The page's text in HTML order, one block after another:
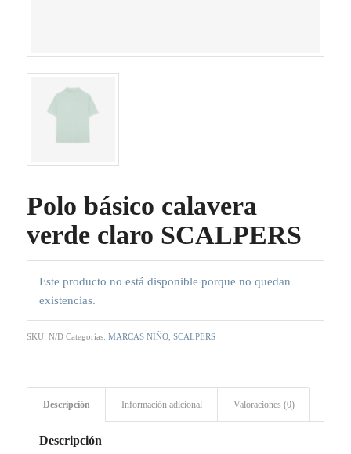
Polo básico calavera
verde claro SCALPERS
Este producto no está disponible porque no quedan
existencias.
SKU: N/D Categorías: MARCAS NIÑO, SCALPERS
Descripción Información adicional Valoraciones (0)
Descripción